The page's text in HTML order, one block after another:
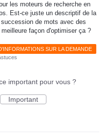
les moteurs de recherche en
Est-ce juste un descriptif de la
de mots avec des
façon d'optimiser ça ?
SUR LA DEMANDE
important pour vous ?
Important